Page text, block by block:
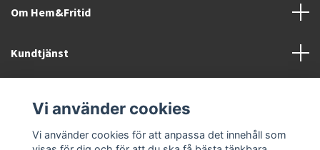
Om Hem&Fritid
Kundtjänst
Sociala medier
Vi använder cookies
Vi använder cookies för att anpassa det innehåll som